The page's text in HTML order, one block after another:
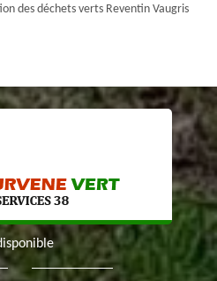
des déchets verts Reventin Vaugris